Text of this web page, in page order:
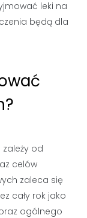
leki na
będą dla
od
celów
zaleca się
cały rok jako
ogólnego